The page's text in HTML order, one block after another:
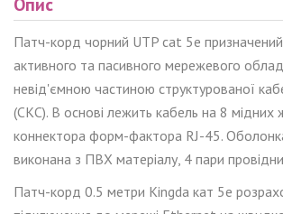
Патч-корд чорний UTP cat 5e
активного та пасивного мережевого
невід'ємною частиною структурованої
(СКС). В основі лежить кабель на 8 мідних
коннектора форм-фактора RJ-45.
виконана з ПВХ матеріалу, 4 пари
Патч-корд 0.5 метри Kingda кат 5е